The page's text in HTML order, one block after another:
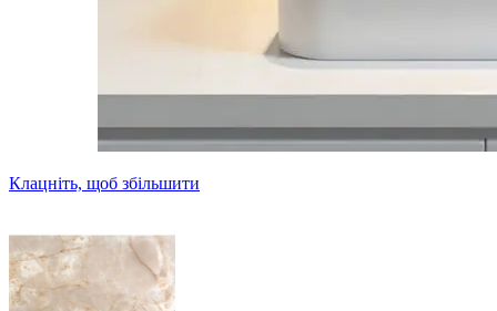
Клацніть, щоб збільшити